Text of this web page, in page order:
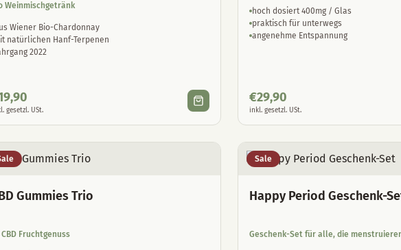
Weinmischgetränk
Wiener Bio-Chardonnay
natürlichen Hanf-Terpenen
2022
gesetzl. USt.
hoch dosiert 400mg / Glas
praktisch für unterwegs
angenehme Entspannung
€29,90
inkl. gesetzl. USt.
Gummies Trio
CBD Fruchtgenuss
Sale
Happy Period Geschenk-
Geschenk-Set für alle, die